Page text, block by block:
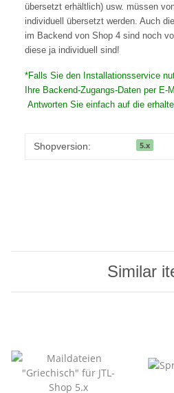
übersetzt erhältlich) usw. müssen
individuell übersetzt werden. Auch
im Backend von Shop 4 sind noch
diese ja individuell sind!
*Falls Sie den Installationsservice
Ihre Backend-Zugangs-Daten per E-
Antworten Sie einfach auf die
Shopversion: 5.x
Similar